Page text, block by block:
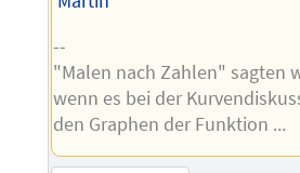
--
"Malen nach Zahlen" sagten
wenn es bei der
den Graphen der Funktion ...